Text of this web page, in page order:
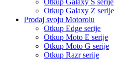
Otkup Galaxy S serije
Otkup Galaxy Z serije
Prodaj svoju Motorolu
Otkup Edge serije
Otkup Moto E serije
Otkup Moto G serije
Otkup Razr serije